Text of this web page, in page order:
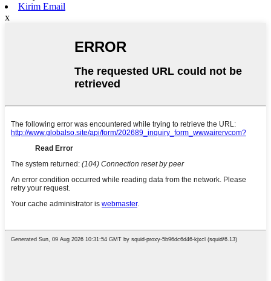
Kirim Email
x